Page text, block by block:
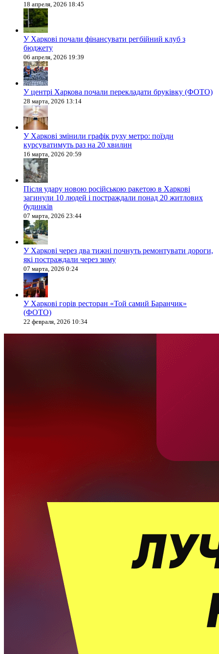
18 апреля, 2026 18:45
У Харкові почали фінансувати регбійний клуб з
бюджету
06 апреля, 2026 19:39
У центрі Харкова почали перекладати бруківку (ФОТО)
28 марта, 2026 13:14
У Харкові змінили графік руху метро: поїзди
курсуватимуть раз на 20 хвилин
16 марта, 2026 20:59
Після удару новою російською ракетою в Харкові
загинули 10 людей і постраждали понад 20 житлових
будинків
07 марта, 2026 23:44
У Харкові через два тижні почнуть ремонтувати дороги,
які постраждали через зиму
07 марта, 2026 0:24
У Харкові горів ресторан «Той самий Баранчик»
(ФОТО)
22 февраля, 2026 10:34